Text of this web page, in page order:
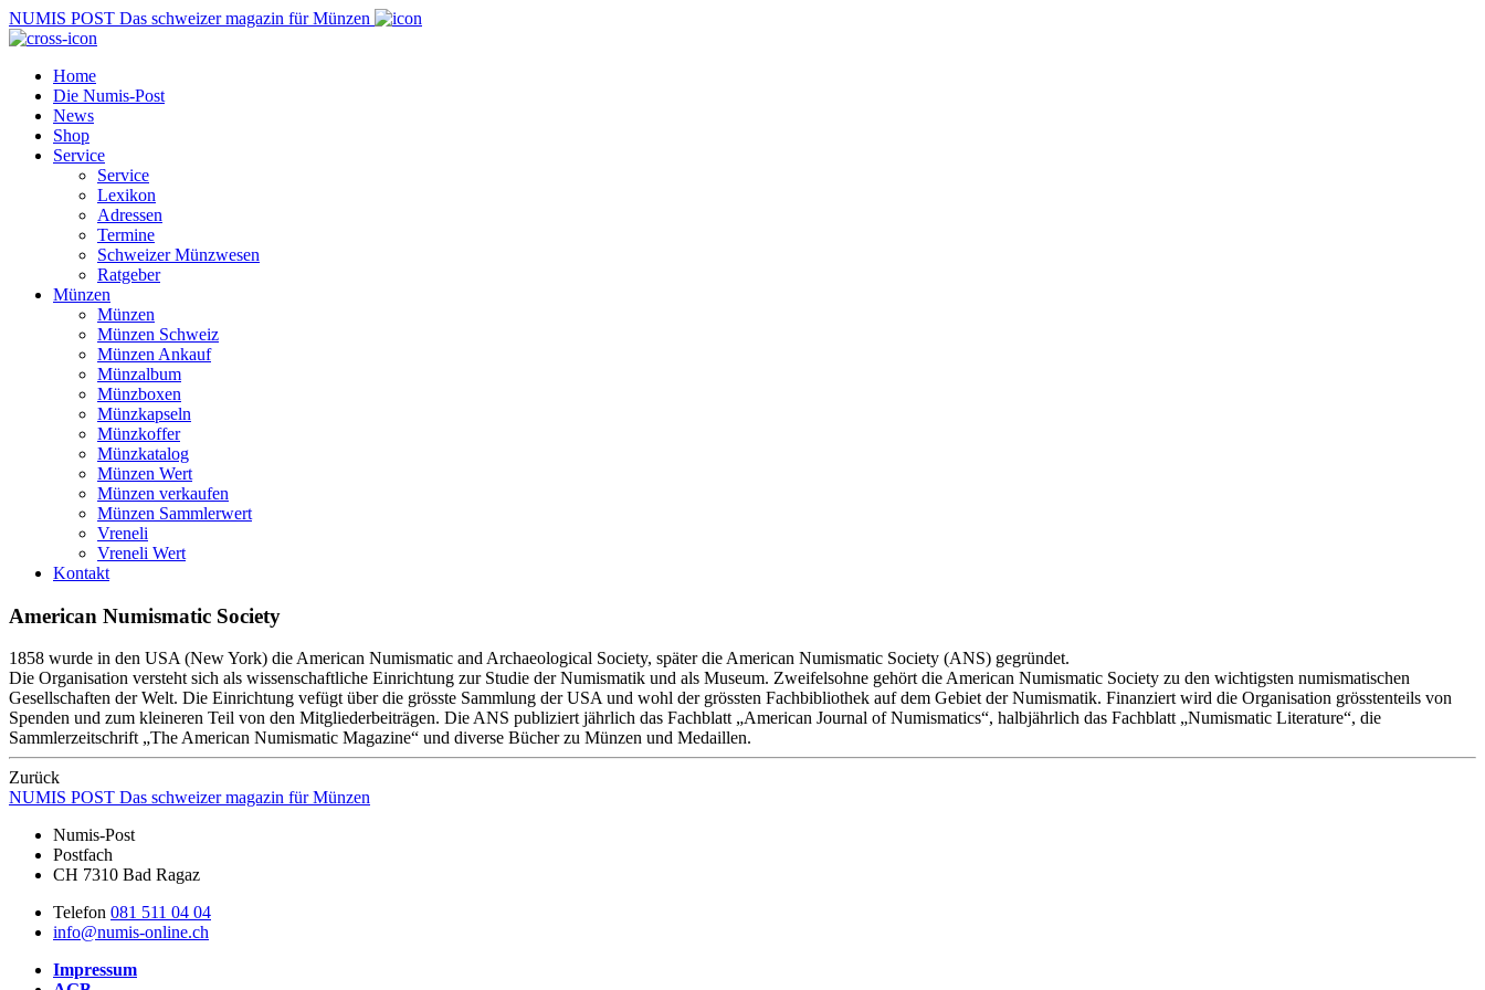
NUMIS POST Das schweizer magazin für Münzen
Home
Die Numis-Post
News
Shop
Service
Service
Lexikon
Adressen
Termine
Schweizer Münzwesen
Ratgeber
Münzen
Münzen
Münzen Schweiz
Münzen Ankauf
Münzalbum
Münzboxen
Münzkapseln
Münzkoffer
Münzkatalog
Münzen Wert
Münzen verkaufen
Münzen Sammlerwert
Vreneli
Vreneli Wert
Kontakt
American Numismatic Society
1858 wurde in den USA (New York) die American Numismatic and Archaeological Society, später die American Numismatic Society (ANS) gegründet.
Die Organisation versteht sich als wissenschaftliche Einrichtung zur Studie der Numismatik und als Museum. Zweifelsohne gehört die American Numismatic Society zu den wichtigsten numismatischen
Gesellschaften der Welt. Die Einrichtung vefügt über die grösste Sammlung der USA und wohl der grössten Fachbibliothek auf dem Gebiet der Numismatik. Finanziert wird die Organisation grösstenteils von
Spenden und zum kleineren Teil von den Mitgliederbeiträgen. Die ANS publiziert jährlich das Fachblatt „American Journal of Numismatics“, halbjährlich das Fachblatt „Numismatic Literature“, die
Sammlerzeitschrift „The American Numismatic Magazine“ und diverse Bücher zu Münzen und Medaillen.
Zurück
NUMIS POST Das schweizer magazin für Münzen
Numis-Post
Postfach
CH 7310 Bad Ragaz
Telefon 081 511 04 04
info@numis-online.ch
Impressum